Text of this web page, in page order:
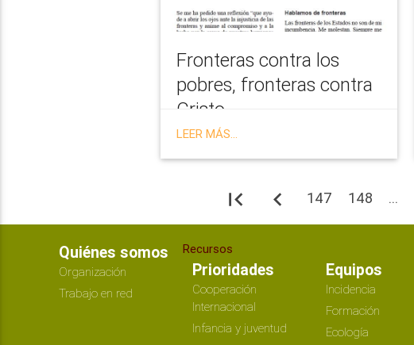
Fronteras contra los
pobres, fronteras contra
Cristo
LEER MÁS...
first_page navigate_before 147 148 ...
Quiénes somos
Organización
Trabajo en red
Recursos
Prioridades
Cooperación
Internacional
Infancia y juventud
Equipos
Incidencia
Formación
Ecología